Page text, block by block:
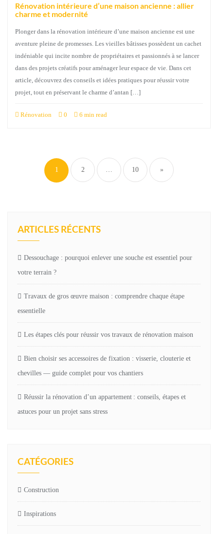
Rénovation intérieure d’une maison ancienne : allier
charme et modernité
Plonger dans la rénovation intérieure d’une maison ancienne est une
aventure pleine de promesses. Les vieilles bâtisses possèdent un cachet
indéniable qui incite nombre de propriétaires et passionnés à se lancer
dans des projets créatifs pour aménager leur espace de vie. Dans cet
article, découvrez des conseils et idées pratiques pour réussir votre
projet, tout en préservant le charme d’antan […]
Rénovation 0 6 min read
des
publications
1 2 10 »
ARTICLES RÉCENTS
Dessouchage : pourquoi enlever une souche est essentiel pour
votre terrain ?
Travaux de gros œuvre maison : comprendre chaque étape
essentielle
Les étapes clés pour réussir vos travaux de rénovation maison
Bien choisir ses accessoires de fixation : visserie, clouterie et
chevilles — guide complet pour vos chantiers
Réussir la rénovation d’un appartement : conseils, étapes et
astuces pour un projet sans stress
CATÉGORIES
Construction
Inspirations